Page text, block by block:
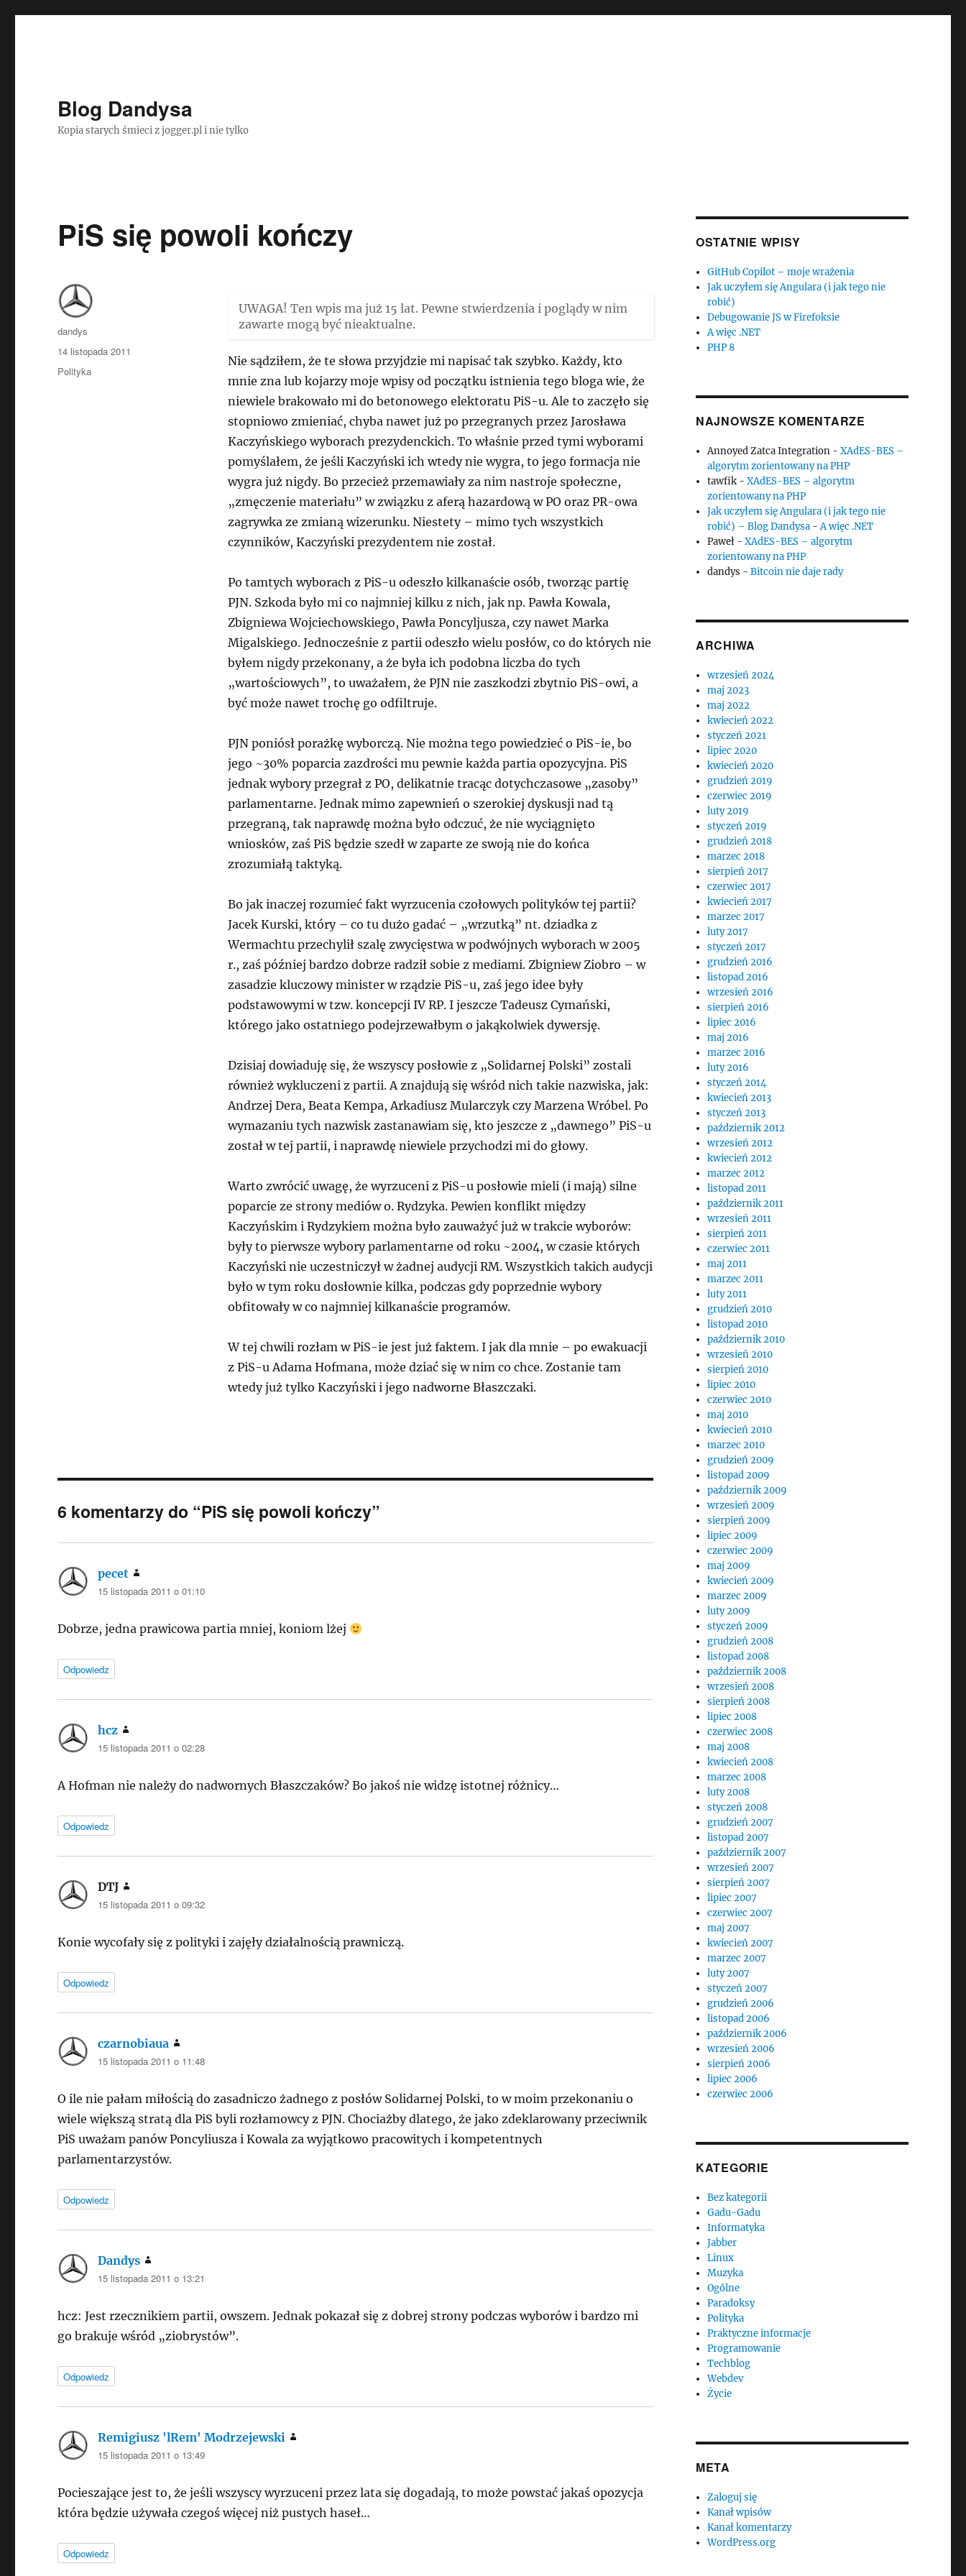
Blog Dandysa
Kopia starych śmieci z jogger.pl i nie tylko
PiS się powoli kończy
UWAGA! Ten wpis ma już 15 lat. Pewne stwierdzenia i poglądy w nim
zawarte mogą być nieaktualne.
Nie sądziłem, że te słowa przyjdzie mi napisać tak szybko. Każdy, kto
mnie zna lub kojarzy moje wpisy od początku istnienia tego bloga wie, że
niewiele brakowało mi do betonowego elektoratu PiS-u. Ale to zaczęło się
stopniowo zmieniać, chyba nawet już po przegranych przez Jarosława
Kaczyńskiego wyborach prezydenckich. To właśnie przed tymi wyborami
pomyślałem, że jeśli Kaczyński ich wtedy nie wygra, to jego formacja nie
wygra już nigdy. Bo przecież przemawiały za nim nastroje społeczne,
„zmęczenie materiału” w związku z aferą hazardową w PO oraz PR-owa
zagrywka ze zmianą wizerunku. Niestety – mimo tych wszystkich
czynników, Kaczyński prezydentem nie został.
Po tamtych wyborach z PiS-u odeszło kilkanaście osób, tworząc partię
PJN. Szkoda było mi co najmniej kilku z nich, jak np. Pawła Kowala,
Zbigniewa Wojciechowskiego, Pawła Poncyljusza, czy nawet Marka
Migalskiego. Jednocześnie z partii odeszło wielu posłów, co do których nie
byłem nigdy przekonany, a że była ich podobna liczba do tych
„wartościowych”, to uważałem, że PJN nie zaszkodzi zbytnio PiS-owi, a
być może nawet trochę go odfiltruje.
PJN poniósł porażkę wyborczą. Nie można tego powiedzieć o PiS-ie, bo
jego ~30% poparcia zazdrości mu pewnie każda partia opozycyjna. PiS
jednak wybory przegrał z PO, delikatnie tracąc dotychczasowe „zasoby”
parlamentarne. Jednak mimo zapewnień o szerokiej dyskusji nad tą
przegraną, tak naprawdę można było odczuć, że nie wyciągnięto
wniosków, zaś PiS będzie szedł w zaparte ze swoją nie do końca
zrozumiałą taktyką.
Bo jak inaczej rozumieć fakt wyrzucenia czołowych polityków tej partii?
Jacek Kurski, który – co tu dużo gadać – „wrzutką” nt. dziadka z
Wermachtu przechylił szalę zwycięstwa w podwójnych wyborach w 2005
r., zaś później bardzo dobrze radził sobie z mediami. Zbigniew Ziobro – w
zasadzie kluczowy minister w rządzie PiS-u, zaś jego idee były
podstawowymi w tzw. koncepcji IV RP. I jeszcze Tadeusz Cymański,
którego jako ostatniego podejrzewałbym o jakąkolwiek dywersję.
Dzisiaj dowiaduję się, że wszyscy posłowie z „Solidarnej Polski” zostali
również wykluczeni z partii. A znajdują się wśród nich takie nazwiska, jak:
Andrzej Dera, Beata Kempa, Arkadiusz Mularczyk czy Marzena Wróbel. Po
wymazaniu tych nazwisk zastanawiam się, kto jeszcze z „dawnego” PiS-u
został w tej partii, i naprawdę niewiele przychodzi mi do głowy.
Warto zwrócić uwagę, że wyrzuceni z PiS-u posłowie mieli (i mają) silne
poparcie ze strony mediów o. Rydzyka. Pewien konflikt między
Kaczyńskim i Rydzykiem można było zauważyć już w trakcie wyborów:
były to pierwsze wybory parlamentarne od roku ~2004, w czasie których
Kaczyński nie uczestniczył w żadnej audycji RM. Wszystkich takich audycji
było w tym roku dosłownie kilka, podczas gdy poprzednie wybory
obfitowały w co najmniej kilkanaście programów.
W tej chwili rozłam w PiS-ie jest już faktem. I jak dla mnie – po ewakuacji
z PiS-u Adama Hofmana, może dziać się w nim co chce. Zostanie tam
wtedy już tylko Kaczyński i jego nadworne Błaszczaki.
Autor
dandys
Data
publikacji
14 listopada 2011
Kategorie
Polityka
6 komentarzy do “PiS się powoli kończy”
pecet
15 listopada 2011 o 01:10
Dobrze, jedna prawicowa partia mniej, koniom lżej
Odpowiedz
hcz
15 listopada 2011 o 02:28
A Hofman nie należy do nadwornych Błaszczaków? Bo jakoś nie widzę istotnej różnicy…
Odpowiedz
DTJ
15 listopada 2011 o 09:32
Konie wycofały się z polityki i zajęły działalnością prawniczą.
Odpowiedz
czarnobiaua
15 listopada 2011 o 11:48
O ile nie pałam miłością do zasadniczo żadnego z posłów Solidarnej Polski, to w moim przekonaniu o
wiele większą stratą dla PiS byli rozłamowcy z PJN. Chociażby dlatego, że jako zdeklarowany przeciwnik
PiS uważam panów Poncyliusza i Kowala za wyjątkowo pracowitych i kompetentnych
parlamentarzystów.
Odpowiedz
Dandys
15 listopada 2011 o 13:21
hcz: Jest rzecznikiem partii, owszem. Jednak pokazał się z dobrej strony podczas wyborów i bardzo mi
go brakuje wśród „ziobrystów”.
Odpowiedz
Remigiusz 'lRem' Modrzejewski
15 listopada 2011 o 13:49
Pocieszające jest to, że jeśli wszyscy wyrzuceni przez lata się dogadają, to może powstać jakaś opozycja
która będzie używała czegoś więcej niż pustych haseł…
Odpowiedz
OSTATNIE WPISY
GitHub Copilot – moje wrażenia
Jak uczyłem się Angulara (i jak tego nie
robić)
Debugowanie JS w Firefoksie
A więc .NET
PHP 8
NAJNOWSZE KOMENTARZE
Annoyed Zatca Integration -XAdES-BES –
algorytm zorientowany na PHP
tawfik -XAdES-BES – algorytm
zorientowany na PHP
Jak uczyłem się Angulara (i jak tego nie
robić) – Blog Dandysa -A więc .NET
Paweł -XAdES-BES – algorytm
zorientowany na PHP
dandys -Bitcoin nie daje rady
ARCHIWA
wrzesień 2024
maj 2023
maj 2022
kwiecień 2022
styczeń 2021
lipiec 2020
kwiecień 2020
grudzień 2019
czerwiec 2019
luty 2019
styczeń 2019
grudzień 2018
marzec 2018
sierpień 2017
czerwiec 2017
kwiecień 2017
marzec 2017
luty 2017
styczeń 2017
grudzień 2016
listopad 2016
wrzesień 2016
sierpień 2016
lipiec 2016
maj 2016
marzec 2016
luty 2016
styczeń 2014
kwiecień 2013
styczeń 2013
październik 2012
wrzesień 2012
kwiecień 2012
marzec 2012
listopad 2011
październik 2011
wrzesień 2011
sierpień 2011
czerwiec 2011
maj 2011
marzec 2011
luty 2011
grudzień 2010
listopad 2010
październik 2010
wrzesień 2010
sierpień 2010
lipiec 2010
czerwiec 2010
maj 2010
kwiecień 2010
marzec 2010
grudzień 2009
listopad 2009
październik 2009
wrzesień 2009
sierpień 2009
lipiec 2009
czerwiec 2009
maj 2009
kwiecień 2009
marzec 2009
luty 2009
styczeń 2009
grudzień 2008
listopad 2008
październik 2008
wrzesień 2008
sierpień 2008
lipiec 2008
czerwiec 2008
maj 2008
kwiecień 2008
marzec 2008
luty 2008
styczeń 2008
grudzień 2007
listopad 2007
październik 2007
wrzesień 2007
sierpień 2007
lipiec 2007
czerwiec 2007
maj 2007
kwiecień 2007
marzec 2007
luty 2007
styczeń 2007
grudzień 2006
listopad 2006
październik 2006
wrzesień 2006
sierpień 2006
lipiec 2006
czerwiec 2006
KATEGORIE
Bez kategorii
Gadu-Gadu
Informatyka
Jabber
Linux
Muzyka
Ogólne
Paradoksy
Polityka
Praktyczne informacje
Programowanie
Techblog
Webdev
Życie
META
Zaloguj się
Kanał wpisów
Kanał komentarzy
WordPress.org